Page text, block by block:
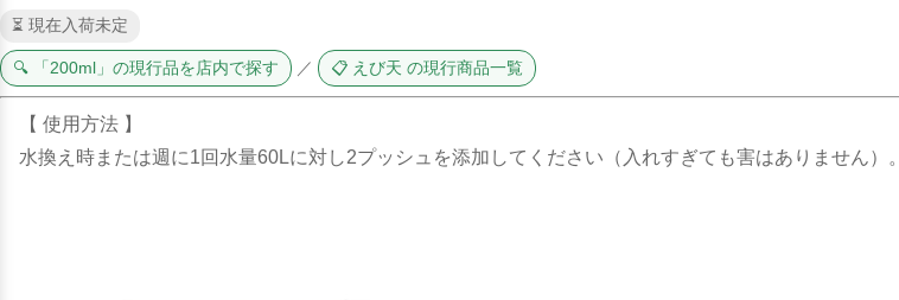
⏳ 現在入荷未定
🔍 「200ml」の現行品を店内で探す ／ 📋 えび天 の現行商品一覧
【 使用方法 】
水換え時または週に1回水量60Lに対し2プッシュを添加してください（入れすぎても害はありません）。